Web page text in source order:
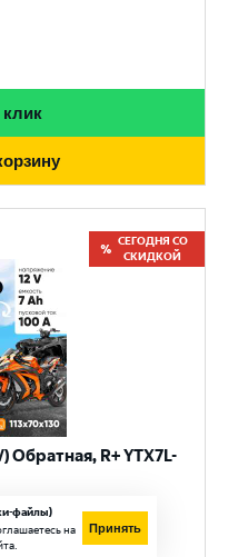
клик
СЕГОДНЯ СО
СКИДКОЙ
Обратная, R+ YTX7L-
файлы)
на
Принять